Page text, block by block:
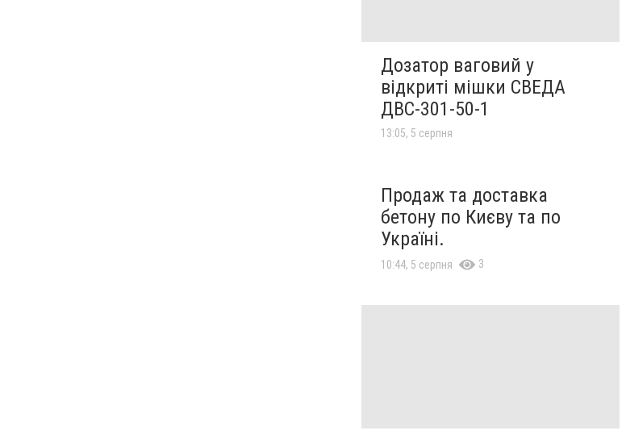
Дозатор ваговий у
відкриті мішки СВЕДА
ДВС-301-50-1
13:05, 5 серпня
Продаж та доставка
бетону по Києву та по
Україні.
10:44, 5 серпня 3